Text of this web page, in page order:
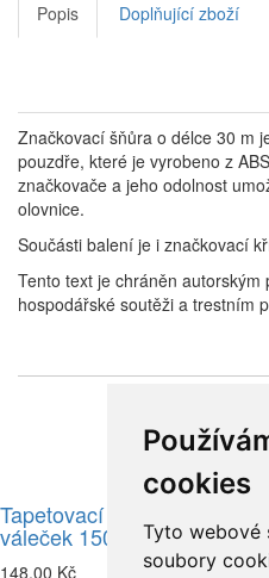
cookies
Tyto webové
soubory
Popis Doplňující zboží
Značkovací šňůra o délce 30 m
pouzdře, které je vyrobeno z
značkovače a jeho odolnost
olovnice.
Součásti balení je i značkovací
Tento text je chráněn
hospodářské soutěži a trestním
Tapetovací přítlačný
váleček 150mm
148,00 Kč